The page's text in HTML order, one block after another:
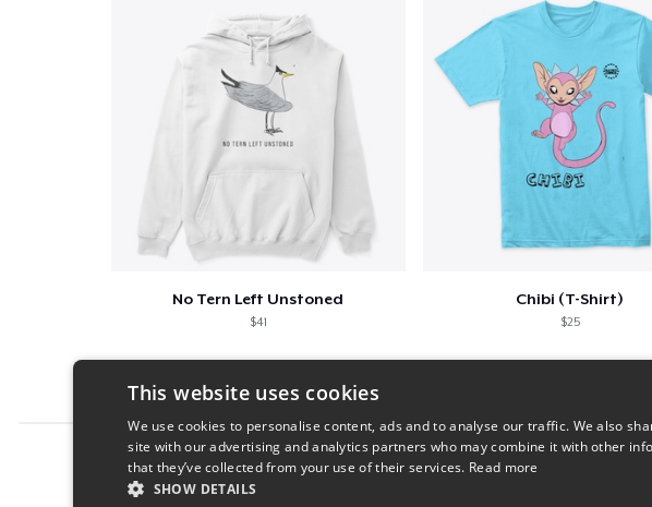
No Tern Left Unstoned
$41
Chibi (T-Shirt)
$25
Report this product
This website uses cookies
We use cookies to personalise content, ads and to analyse our traffic. We also
site with our advertising and analytics partners who may combine it with other
that they’ve collected from your use of their services. Read more
SHOW DETAILS